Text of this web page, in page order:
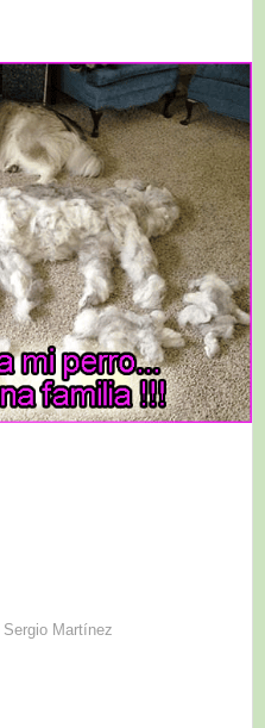
Sergio Martínez